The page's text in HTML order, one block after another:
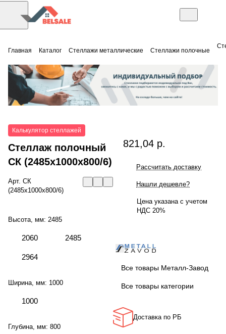
Главная Каталог Стеллажи металлические Стеллажи полочные
Калькулятор стеллажей
Стеллаж полочный
СК (2485x1000x800/6)
Арт. СК
(2485x1000x800/6)
Высота, мм: 2485
2060 2485
2964
Ширина, мм: 1000
1000
Глубина, мм: 800
821,04 р.
Рассчитать доставку
Нашли дешевле?
Цена указана с учетом
НДС 20%
Все товары Металл-Завод
Все товары категории
Доставка по РБ